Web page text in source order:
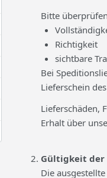
Bitte
Richtigkeit
sichtbare
Bei
Lieferschein
Lieferschäden,
Erhalt über
Gültigkeit der
Die